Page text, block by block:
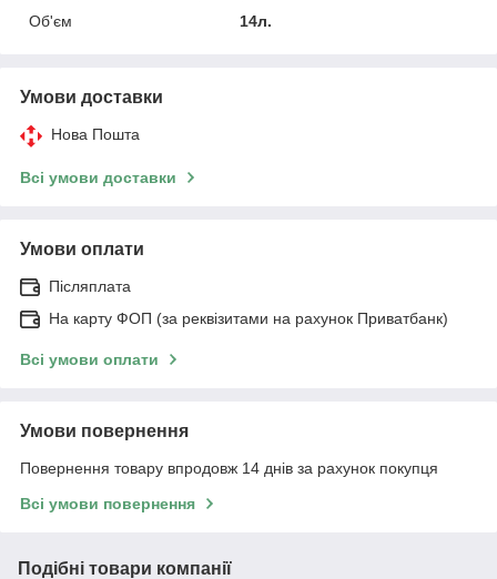
Об'єм
14л.
Умови доставки
Нова Пошта
Всі умови доставки
Умови оплати
Післяплата
На карту ФОП (за реквізитами на рахунок Приватбанк)
Всі умови оплати
Умови повернення
Повернення товару впродовж 14 днів за рахунок покупця
Всі умови повернення
Подібні товари компанії